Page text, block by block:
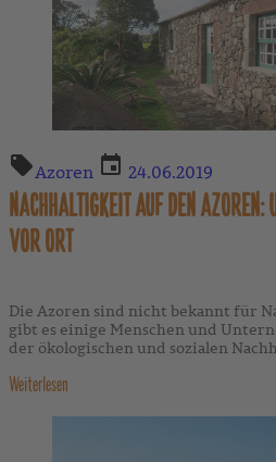
Azoren 24.06.2019
NACHHALTIGKEIT AUF DEN AZOREN:
VOR ORT
Die Azoren sind nicht bekannt für
gibt es einige Menschen und
der ökologischen und sozialen
Weiterlesen